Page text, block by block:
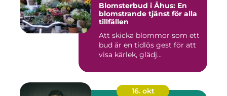
Blomsterbud i Åhus: En
blomstrande tjänst för alla
tillfällen
Att skicka blommor som ett
bud är en tidlös gest för att
visa kärlek, glädj...
16. okt